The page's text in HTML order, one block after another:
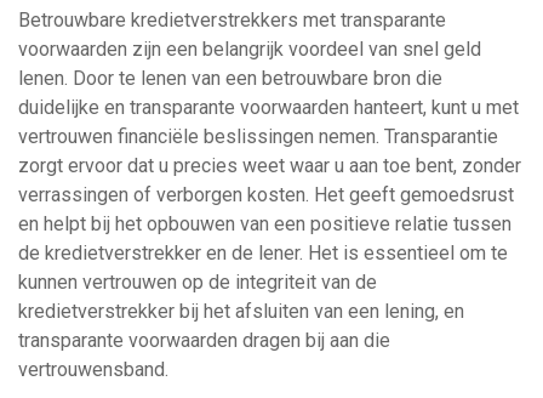
Betrouwbare kredietverstrekkers met transparante
voorwaarden zijn een belangrijk voordeel van snel geld
lenen. Door te lenen van een betrouwbare bron die
duidelijke en transparante voorwaarden hanteert, kunt u met
vertrouwen financiële beslissingen nemen. Transparantie
zorgt ervoor dat u precies weet waar u aan toe bent, zonder
verrassingen of verborgen kosten. Het geeft gemoedsrust
en helpt bij het opbouwen van een positieve relatie tussen
de kredietverstrekker en de lener. Het is essentieel om te
kunnen vertrouwen op de integriteit van de
kredietverstrekker bij het afsluiten van een lening, en
transparante voorwaarden dragen bij aan die
vertrouwensband.